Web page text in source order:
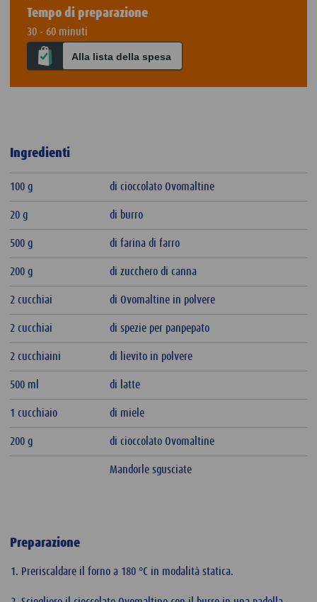
Tempo di preparazione
30 - 60 minuti
Alla lista della spesa
Ingredienti
100 g di cioccolato Ovomaltine
20 g di burro
500 g di farina di farro
200 g di zucchero di canna
2 cucchiai di Ovomaltine in polvere
2 cucchiai di spezie per panpepato
2 cucchiaini di lievito in polvere
500 ml di latte
1 cucchiaio di miele
200 g di cioccolato Ovomaltine
Mandorle sgusciate
Preparazione
Preriscaldare il forno a 180 °C in modalità statica.